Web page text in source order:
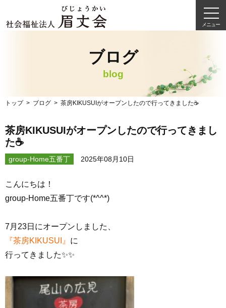
メニュー
ブログ
blog
トップ ブログ 茶房KIKUSUIがオープンしたので行ってきました☕
茶房KIKUSUIがオープンしたので行ってきまし
た☕
group-Home五番丁 2025年08月10日
こんにちは！
group-Home五番丁です(*^^*)
7月23日にオープンしました、
『茶房KIKUSUI』 に
行ってきました✨✨